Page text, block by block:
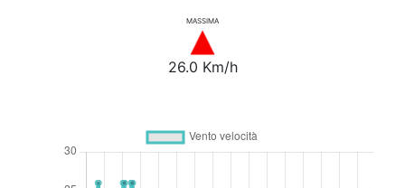
MASSIMA
26.0 Km/h